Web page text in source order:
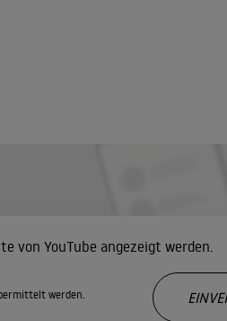
von YouTube angezeigt werden.
werden.